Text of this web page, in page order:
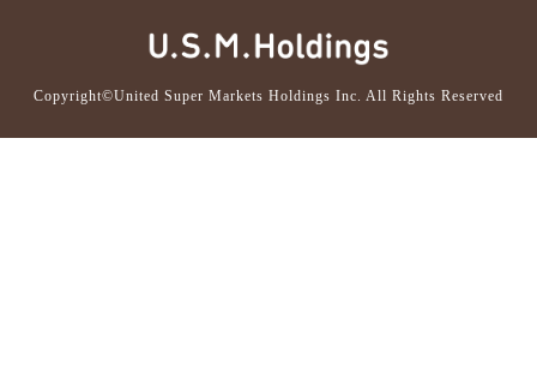
Copyright©United Super Markets Holdings Inc. All Rights Reserved